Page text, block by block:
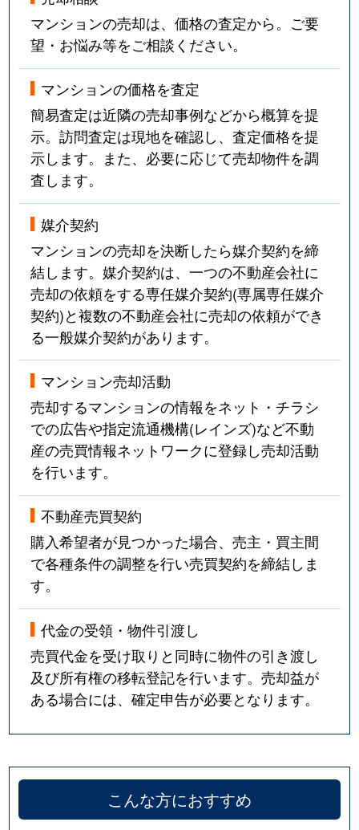
3,600万円
吹上(愛知)
富士見台
3,100万円
富士見台
1,500万円
富士見台
3,800万円
自由ケ丘(愛知)
富士見台
4,000万円
自由ケ丘(愛知)
富士見台
3,800万円
自由ケ丘(愛知)
富士見台
3,500万円
自由ケ丘(愛知)
法王町
9,000万円
覚王山
法王町
5,200万円
覚王山
法王町
12,000万円
覚王山
豊年町
4,100万円
千種
星が丘山手
5,400万円
星ケ丘(愛知)
星が丘山手
星が丘山手
穂波町
4,200万円
覚王山
穂波町
丸山町
3,500万円
御影町
2,700万円
茶屋ケ坂
四谷通
6,000万円
名古屋大学
若水
1,900万円
池下
若水
2,300万円 池下
マンションの売却は、価格の査定から。ご要
望・お悩み等をご相談ください。
マンションの価格を査定
簡易査定は近隣の売却事例などから概算を提
示。訪問査定は現地を確認し、査定価格を提
示します。また、必要に応じて売却物件を調
査します。
媒介契約
マンションの売却を決断したら媒介契約を締
結します。媒介契約は、一つの不動産会社に
売却の依頼をする専任媒介契約(専属専任媒介
契約)と複数の不動産会社に売却の依頼ができ
る一般媒介契約があります。
マンション売却活動
売却するマンションの情報をネット・チラシ
での広告や指定流通機構(レインズ)など不動
産の売買情報ネットワークに登録し売却活動
を行います。
不動産売買契約
購入希望者が見つかった場合、売主・買主間
で各種条件の調整を行い売買契約を締結しま
す。
代金の受領・物件引渡し
売買代金を受け取りと同時に物件の引き渡し
及び所有権の移転登記を行います。売却益が
ある場合には、確定申告が必要となります。
こんな方におすすめ